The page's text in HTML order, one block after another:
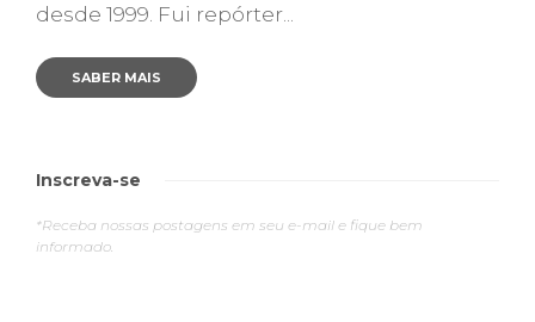
desde 1999. Fui repórter...
SABER MAIS
Inscreva-se
*Receba nossas postagens em seu e-mail e fique bem
informado.